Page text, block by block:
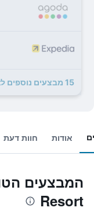
15 מבצעים נוספים לPuri Sebali Resort
אודות חוות דעת
Resort